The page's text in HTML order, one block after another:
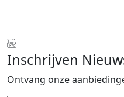
Inschrijven
Ontvang onze